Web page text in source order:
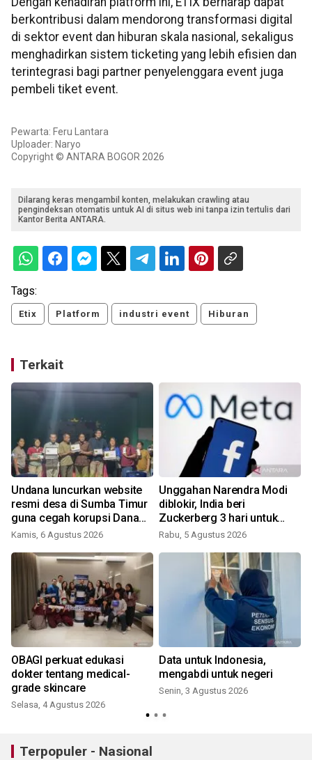
berkontribusi dalam mendorong transformasi digital
di sektor event dan hiburan skala nasional, sekaligus
menghadirkan sistem ticketing yang lebih efisien dan
terintegrasi bagi partner penyelenggara event juga
pembeli tiket event.
Pewarta: Feru Lantara
Uploader: Naryo
Copyright © ANTARA BOGOR 2026
Dilarang keras mengambil konten, melakukan crawling atau
pengindeksan otomatis untuk AI di situs web ini tanpa izin tertulis dari
Kantor Berita ANTARA.
Tags:
Etix Platform industri event Hiburan
Terkait
Undana luncurkan website
resmi desa di Sumba Timur
guna cegah korupsi Dana
Desa
Kamis, 6 Agustus 2026
Unggahan Narendra Modi
diblokir, India beri
Zuckerberg 3 hari untuk
minta maaf secara
Rabu, 5 Agustus 2026
OBAGI perkuat edukasi
dokter tentang medical-
grade skincare
Selasa, 4 Agustus 2026
Data untuk Indonesia,
mengabdi untuk negeri
Senin, 3 Agustus 2026
Terpopuler - Nasional